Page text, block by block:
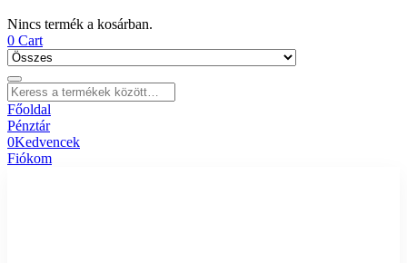
Nincs termék a kosárban.
0 Cart
Főoldal
Pénztár
0Kedvencek
Fiókom